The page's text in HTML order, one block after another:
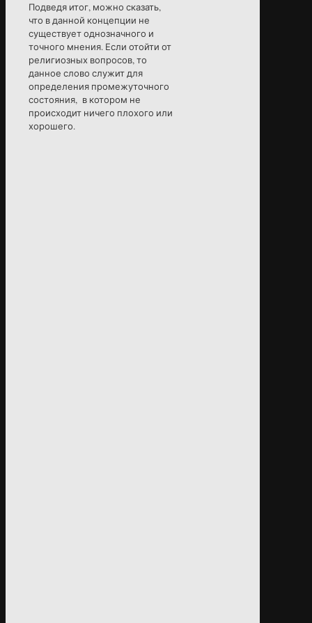
Подведя итог, можно сказать,
что в данной концепции не
существует однозначного и
точного мнения. Если отойти от
религиозных вопросов, то
данное слово служит для
определения промежуточного
состояния, в котором не
происходит ничего плохого или
хорошего.